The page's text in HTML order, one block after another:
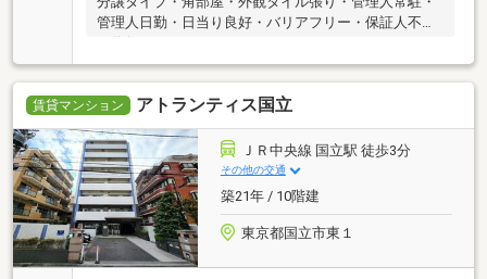
管理人日勤・日当り良好・バリアフリー・保証人不要
賃貸マンション アトランティス国立
ＪＲ中央線 国立駅 徒歩3分
その他の交通
築21年 / 10階建
東京都国立市東１